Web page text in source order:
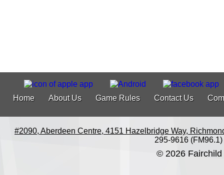
Home About Us Game Rules Contact Us
#2090, Aberdeen Centre, 4151 Hazelbridge Way,
295-9616 (FM96.1)
© 2026 Fairchild